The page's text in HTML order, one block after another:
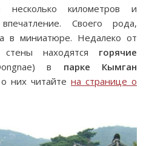
километров и
Своего рода,
в миниатюре. Недалеко от
находятся горячие
в парке Кымган
них читайте на странице о